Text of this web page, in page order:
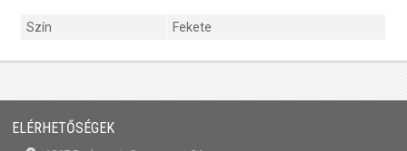
Szín Fekete
ELÉRHETŐSÉGEK